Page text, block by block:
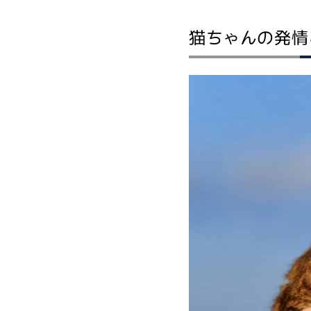
猫ちゃんの発